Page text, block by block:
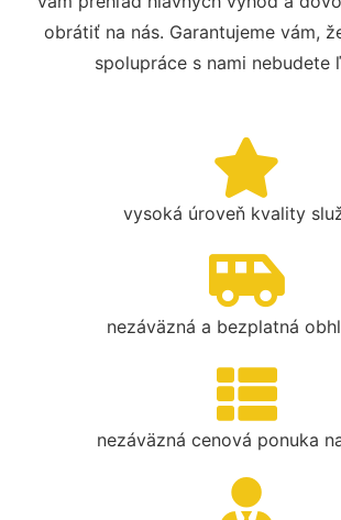
obrátiť na nás. Garantujeme vám,
spolupráce s nami nebudete
vysoká úroveň kvality
nezáväzná a bezplatná
nezáväzná cenová ponuka